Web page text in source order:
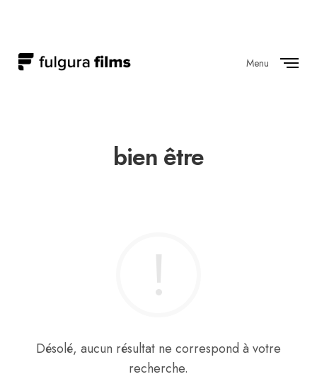
Menu
bien être
Désolé, aucun résultat ne correspond à votre
recherche.